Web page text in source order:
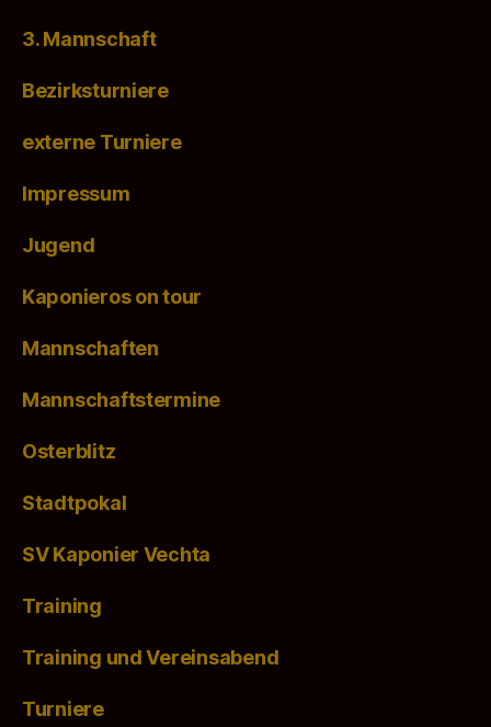
3. Mannschaft
Bezirksturniere
externe Turniere
Impressum
Jugend
Kaponieros on tour
Mannschaften
Mannschaftstermine
Osterblitz
Stadtpokal
SV Kaponier Vechta
Training
Training und Vereinsabend
Turniere